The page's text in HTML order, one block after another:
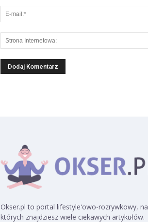
Okser.pl to portal lifestyle'owo-rozrywkowy, na
których znajdziesz wiele ciekawych artykułów.